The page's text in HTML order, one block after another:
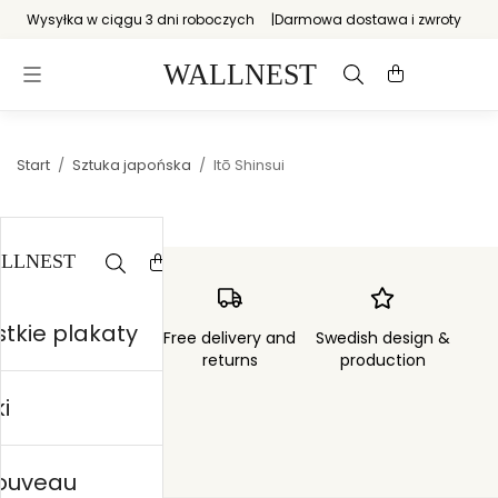
Wysyłka w ciągu 3 dni roboczych Darmowa dostawa i zwroty
Start / Sztuka japońska / Itō Shinsui
Order sent within
Free delivery and
returns
Swedish design &
production
plakaty